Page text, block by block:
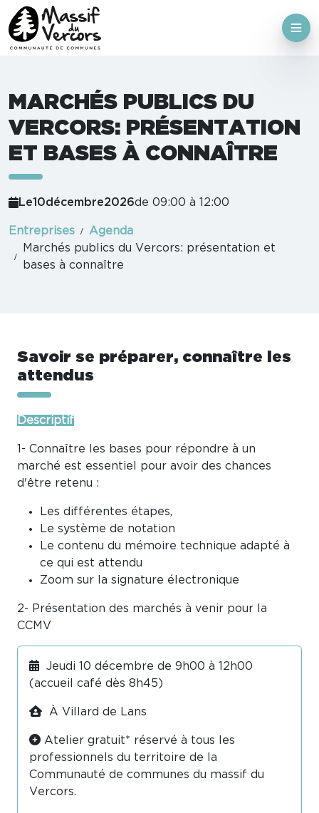
MARCHÉS PUBLICS DU
VERCORS: PRÉSENTATION
ET BASES À CONNAÎTRE
Le10décembre2026de 09:00 à 12:00
Entreprises
Agenda
Marchés publics du Vercors: présentation et
bases à connaître
Savoir se préparer, connaître les
attendus
Descriptif
1- Connaître les bases pour répondre à un
marché est essentiel pour avoir des chances
d'être retenu :
Les différentes étapes,
Le système de notation
Le contenu du mémoire technique adapté à
ce qui est attendu
Zoom sur la signature électronique
2- Présentation des marchés à venir pour la
CCMV
Jeudi 10 décembre de 9h00 à 12h00
(accueil café dès 8h45)
À Villard de Lans
Atelier gratuit* réservé à tous les
professionnels du territoire de la
Communauté de communes du massif du
Vercors.